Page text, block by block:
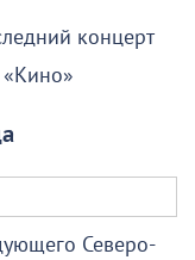
концерт
Северо-